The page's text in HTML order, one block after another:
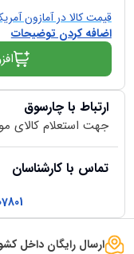
قیمت کالا در آمازون
اضافه کردن توضیحات
ارتباط با چارسوق
جهت استعلام کالای
تماس با کارشناسان
ارسال رایگان داخل